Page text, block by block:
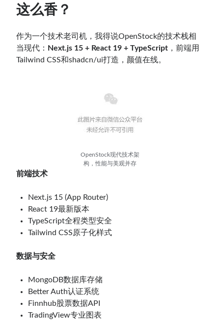
这么香？
作为一个技术老司机，我得说OpenStock的技术栈相
当现代：
Next.js 15 + React 19 + TypeScript ，前端用
Tailwind CSS和shadcn/ui打造，颜值在线。
OpenStock现代技术架
构，性能与美观并存
前端技术
Next.js 15 (App Router)
React 19最新版本
TypeScript全程类型安全
Tailwind CSS原子化样式
数据与安全
MongoDB数据库存储
Better Auth认证系统
Finnhub股票数据API
TradingView专业图表